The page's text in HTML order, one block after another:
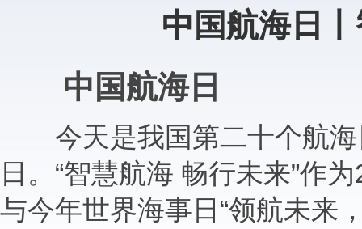
中国航海日
中国航海日
今天是我国第二十个航海
日。“智慧航海 畅行未来”作
与今年世界海事日“领航未来